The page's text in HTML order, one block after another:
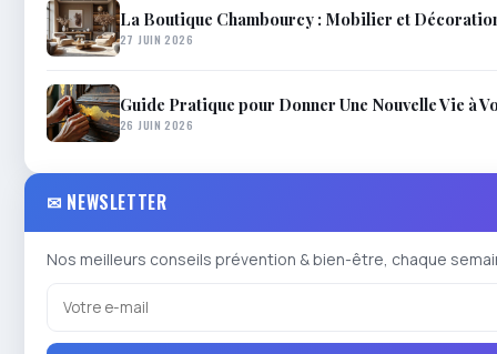
La Boutique Chambourcy : Mobilier et
27 JUIN 2026
Guide Pratique pour Donner Une Nouvelle Vie à
26 JUIN 2026
✉ NEWSLETTER
Nos meilleurs conseils prévention & bien-être, chaque